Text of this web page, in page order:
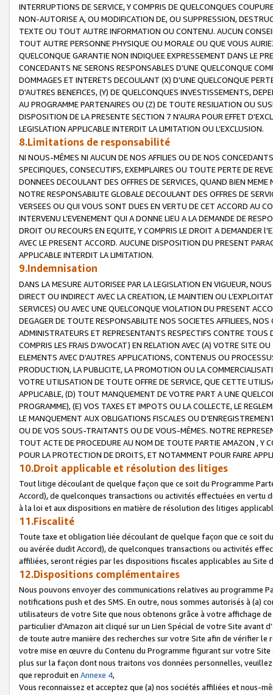
INTERRUPTIONS DE SERVICE, Y COMPRIS DE QUELCONQUES
NON-AUTORISE A, OU MODIFICATION DE, OU SUPPRESSION,
TEXTE OU TOUT AUTRE INFORMATION OU CONTENU. AUCUN
TOUT AUTRE PERSONNE PHYSIQUE OU MORALE OU QUE VOUS
QUELCONQUE GARANTIE NON INDIQUEE EXPRESSEMENT DANS LE
CONCEDANTS NE SERONS RESPONSABLES D’UNE QUELCONQUE
DOMMAGES ET INTERETS DECOULANT (X) D'UNE QUELCONQUE
D'AUTRES BENEFICES, (Y) DE QUELCONQUES INVESTISSEMENTS,
AU PROGRAMME PARTENAIRES OU (Z) DE TOUTE RESILIATION OU
DISPOSITION DE LA PRESENTE SECTION 7 N'AURA POUR EFFET
LEGISLATION APPLICABLE INTERDIT LA LIMITATION OU L’EXCLUSION.
8.Limitations de responsabilité
NI NOUS-MÊMES NI AUCUN DE NOS AFFILIES OU DE NOS
SPECIFIQUES, CONSECUTIFS, EXEMPLAIRES OU TOUTE PERTE DE
DONNEES DECOULANT DES OFFRES DE SERVICES, QUAND BIEN
NOTRE RESPONSABILITE GLOBALE DECOULANT DES OFFRES DE
VERSEES OU QUI VOUS SONT DUES EN VERTU DE CET ACCORD AU
INTERVENU L’EVENEMENT QUI A DONNE LIEU A LA DEMANDE DE
DROIT OU RECOURS EN EQUITE, Y COMPRIS LE DROIT A DEMANDER
AVEC LE PRESENT ACCORD. AUCUNE DISPOSITION DU PRESENT
APPLICABLE INTERDIT LA LIMITATION.
9.Indemnisation
DANS LA MESURE AUTORISEE PAR LA LEGISLATION EN VIGUEUR,
DIRECT OU INDIRECT AVEC LA CREATION, LE MAINTIEN OU
SERVICES) OU AVEC UNE QUELCONQUE VIOLATION DU PRESENT
DEGAGER DE TOUTE RESPONSABILITE NOS SOCIETES AFFILIEES,
ADMINISTRATEURS ET REPRESENTANTS RESPECTIFS CONTRE
COMPRIS LES FRAIS D’AVOCAT) EN RELATION AVEC (A) VOTRE SITE
ELEMENTS AVEC D’AUTRES APPLICATIONS, CONTENUS OU
PRODUCTION, LA PUBLICITE, LA PROMOTION OU LA
VOTRE UTILISATION DE TOUTE OFFRE DE SERVICE, QUE CETTE
APPLICABLE, (D) TOUT MANQUEMENT DE VOTRE PART A UNE
PROGRAMME), (E) VOS TAXES ET IMPOTS OU LA COLLECTE, LE
LE MANQUEMENT AUX OBLIGATIONS FISCALES OU
OU DE VOS SOUS-TRAITANTS OU DE VOUS-MÊMES. NOTRE
TOUT ACTE DE PROCEDURE AU NOM DE TOUTE PARTIE AMAZON , Y
POUR LA PROTECTION DE DROITS, ET NOTAMMENT POUR FAIRE
10.Droit applicable et résolution des litiges
Tout litige découlant de quelque façon que ce soit du Programme
Accord), de quelconques transactions ou activités effectuées en vertu
à la loi et aux dispositions en matière de résolution des litiges
11.Fiscalité
Toute taxe et obligation liée découlant de quelque façon que ce soit
ou avérée dudit Accord), de quelconques transactions ou activités
affiliées, seront régies par les dispositions fiscales applicables au Site
12.Dispositions complémentaires
Nous pouvons envoyer des communications relatives au programme
notifications push et des SMS. En outre, nous sommes autorisés à
utilisateurs de votre Site que nous obtenons grâce à votre affichage
particulier d'Amazon ait cliqué sur un Lien Spécial de votre Site avant
de toute autre manière des recherches sur votre Site afin de vérifier
votre mise en œuvre du Contenu du Programme figurant sur votre
plus sur la façon dont nous traitons vos données personnelles,
que reproduit en Annexe 4,
Vous reconnaissez et acceptez que (a) nos sociétés affiliées et nous-